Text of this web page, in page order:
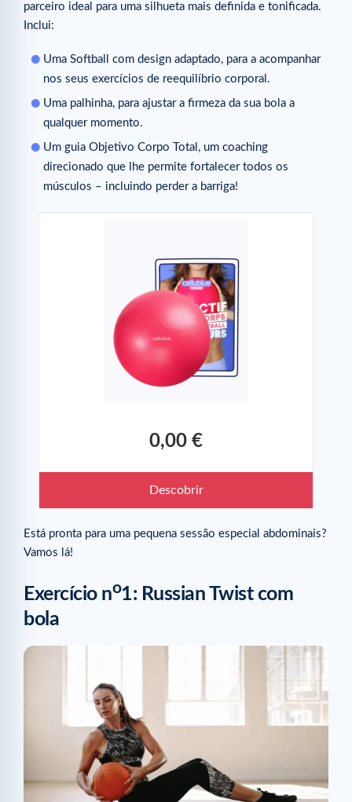
parceiro ideal para uma silhueta mais definida e tonificada.
Inclui:
Uma Softball com design adaptado, para a acompanhar
nos seus exercícios de reequilíbrio corporal.
Uma palhinha, para ajustar a firmeza da sua bola a
qualquer momento.
Um guia Objetivo Corpo Total, um coaching
direcionado que lhe permite fortalecer todos os
músculos – incluindo perder a barriga!
0,00 €
Descobrir
Está pronta para uma pequena sessão especial abdominais?
Vamos lá!
Exercício no1: Russian Twist com
bola